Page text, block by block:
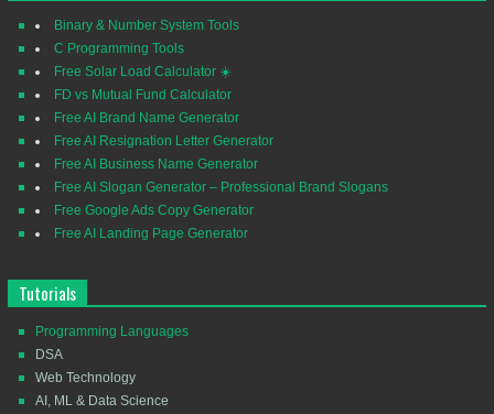
Binary & Number System Tools
C Programming Tools
Free Solar Load Calculator ☀️
FD vs Mutual Fund Calculator
Free AI Brand Name Generator
Free AI Resignation Letter Generator
Free AI Business Name Generator
Free AI Slogan Generator – Professional Brand Slogans
Free Google Ads Copy Generator
Free AI Landing Page Generator
Tutorials
Programming Languages
DSA
Web Technology
AI, ML & Data Science